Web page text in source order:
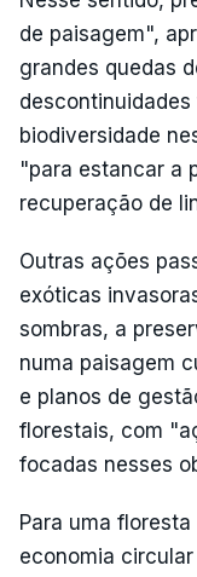
de paisagem",
grandes quedas
biodiversidade
"para estancar a
recuperação de
Outras ações
exóticas
sombras, a
numa paisagem
e planos de
florestais, com
focadas nesses
Para uma
economia